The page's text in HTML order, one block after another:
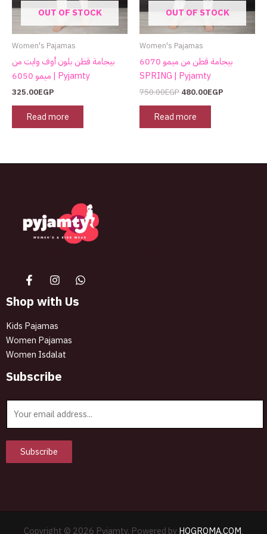
OUT OF STOCK
Women's Pajamas
بيجامة قطن بلون أوف وايت من
ميمو 6050 | Pyjamty
325.00EGP
Read more
OUT OF STOCK
Women's Pajamas
بيجامة قطن من ميمو 6070
SPRING | Pyjamty
750.00EGP 480.00EGP
Read more
Shop with Us
Kids Pajamas
Women Pajamas
Women Isdalat
Subscribe
l
Subscribe
Copyright © 2026 Pyjamty. Powered byHQGROMA.COM.